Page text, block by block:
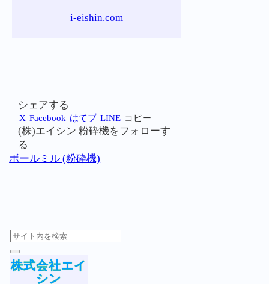
i-eishin.com
シェアする
X Facebook はてブ LINE コピー
(株)エイシン 粉砕機をフォローす
る
ボールミル (粉砕機)
株式会社エイ
シン